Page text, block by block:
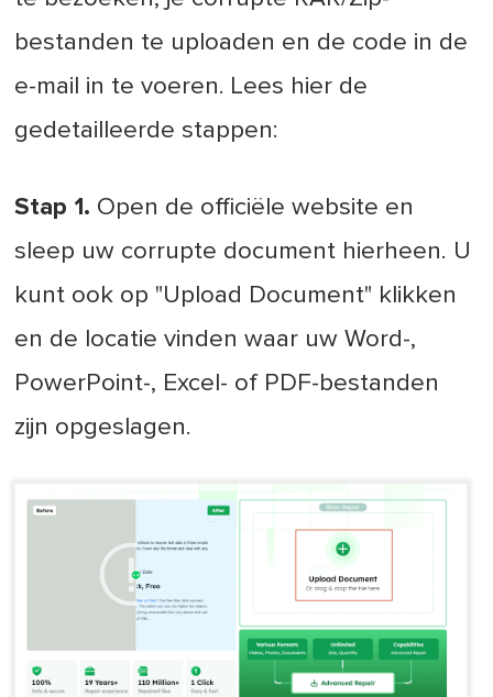
bestanden te uploaden en de code in de
e-mail in te voeren. Lees hier de
gedetailleerde stappen:
Stap 1. Open de officiële website en
sleep uw corrupte document hierheen. U
kunt ook op "Upload Document" klikken
en de locatie vinden waar uw Word-,
PowerPoint-, Excel- of PDF-bestanden
zijn opgeslagen.